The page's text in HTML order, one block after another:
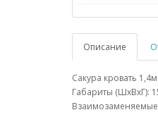
Описание
Сакура кровать
Габариты (ШхВхГ):